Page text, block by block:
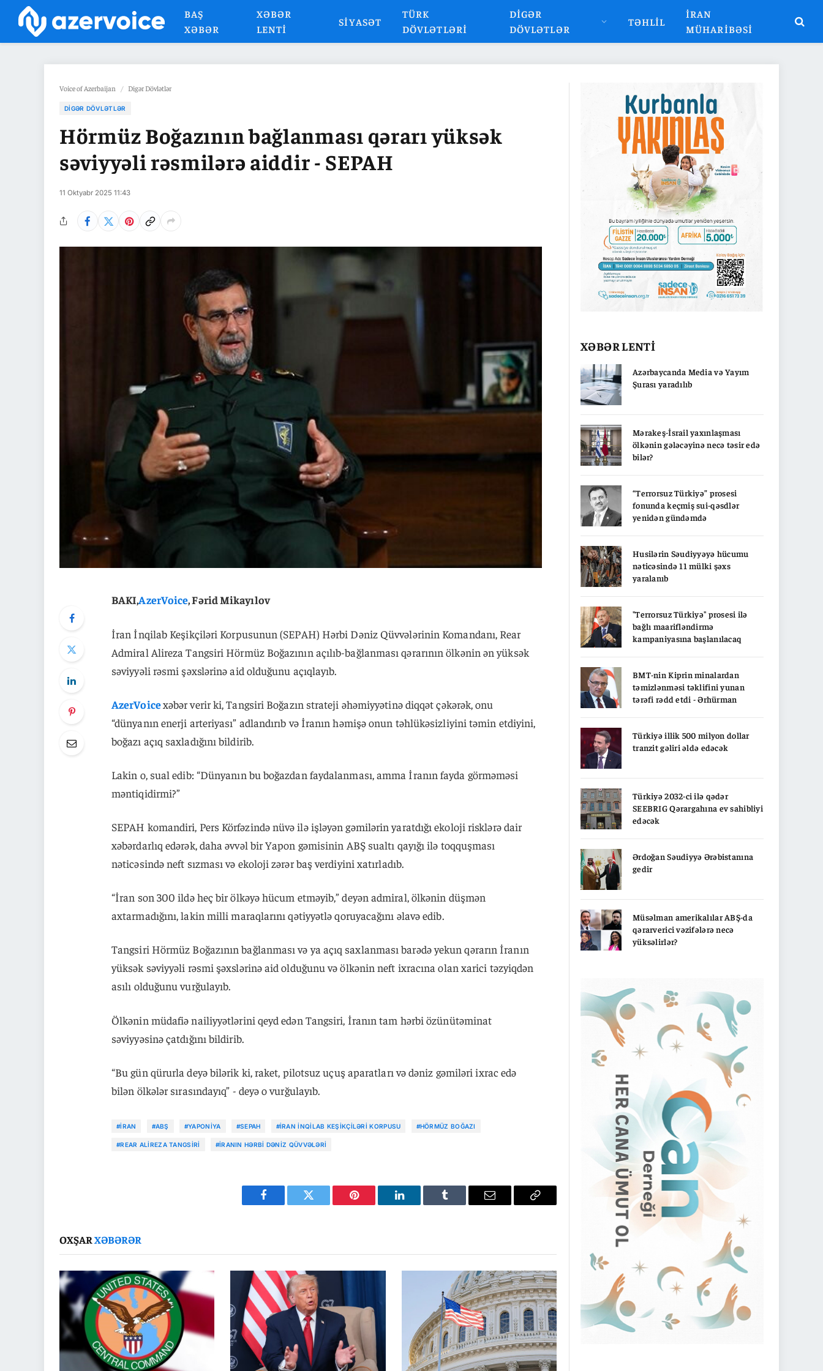
BAŞ
XƏBƏR
XƏBƏR
LENTI
SIYASƏT
TÜRK
DÖVLƏTLƏRI
DIGƏR
DÖVLƏTLƏR
TƏHLIL
İRAN
MÜHARIBƏSI
Voice of Azerbaijan / Digər Dövlətlər
DIGƏR DÖVLƏTLƏR
Hörmüz Boğazının bağlanması qərarı yüksək
səviyyəli rəsmilərə aiddir - SEPAH
11 Oktyabr 2025 11:43
BAKI,AzerVoice, Fərid Mikayılov
İran İnqilab Keşikçiləri Korpusunun (SEPAH) Hərbi Dəniz Qüvvələrinin Komandanı, Rear
Admiral Alireza Tangsiri Hörmüz Boğazının açılıb-bağlanması qərarının ölkənin ən yüksək
səviyyəli rəsmi şəxslərinə aid olduğunu açıqlayıb.
AzerVoicexəbər verir ki, Tangsiri Boğazın strateji əhəmiyyətinə diqqət çəkərək, onu
“dünyanın enerji arteriyası” adlandırıb və İranın həmişə onun təhlükəsizliyini təmin etdiyini,
boğazı açıq saxladığını bildirib.
Lakin o, sual edib: “Dünyanın bu boğazdan faydalanması, amma İranın fayda görməməsi
məntiqidirmi?”
SEPAH komandiri, Pers Körfəzində nüvə ilə işləyən gəmilərin yaratdığı ekoloji risklərə dair
xəbərdarlıq edərək, daha əvvəl bir Yapon gəmisinin ABŞ sualtı qayığı ilə toqquşması
nəticəsində neft sızması və ekoloji zərər baş verdiyini xatırladıb.
“İran son 300 ildə heç bir ölkəyə hücum etməyib,” deyən admiral, ölkənin düşmən
axtarmadığını, lakin milli maraqlarını qətiyyətlə qoruyacağını əlavə edib.
Tangsiri Hörmüz Boğazının bağlanması və ya açıq saxlanması barədə yekun qərarın İranın
yüksək səviyyəli rəsmi şəxslərinə aid olduğunu və ölkənin neft ixracına olan xarici təzyiqdən
asılı olduğunu vurğulayıb.
Ölkənin müdafiə nailiyyətlərini qeyd edən Tangsiri, İranın tam hərbi özünütəminat
səviyyəsinə çatdığını bildirib.
“Bu gün qürurla deyə bilərik ki, raket, pilotsuz uçuş aparatları və dəniz gəmiləri ixrac edə
bilən ölkələr sırasındayıq” - deyə o vurğulayıb.
#İRAN #ABŞ #YAPONIYA #SEPAH #İRAN İNQILAB KEŞIKÇILƏRI KORPUSU #HÖRMÜZ BOĞAZI
#REAR ALIREZA TANGSIRI #İRANIN HƏRBI DƏNIZ QÜVVƏLƏRI
Facebook Twitter Pinterest LinkedIn Tumblr Email
Copy
OXŞARXƏBƏRƏR
XƏBƏR LENTİ
Azərbaycanda Media və Yayım
Şurası yaradılıb
Mərakeş-İsrail yaxınlaşması
ölkənin gələcəyinə necə təsir edə
bilər?
“Terrorsuz Türkiyə” prosesi
fonunda keçmiş sui-qəsdlər
yenidən gündəmdə
Husilərin Səudiyyəyə hücumu
nəticəsində 11 mülki şəxs
yaralanıb
"Terrorsuz Türkiyə" prosesi ilə
bağlı maarifləndirmə
kampaniyasına başlanılacaq
BMT-nin Kiprin minalardan
təmizlənməsi təklifini yunan
tərəfi rədd etdi - Ərhürman
Türkiyə illik 500 milyon dollar
tranzit gəliri əldə edəcək
Türkiyə 2032-ci ilə qədər
SEEBRIG Qərargahına ev sahibliyi
edəcək
Ərdoğan Səudiyyə Ərəbistanına
gedir
Müsəlman amerikalılar ABŞ-da
qərarverici vəzifələrə necə
yüksəlirlər?